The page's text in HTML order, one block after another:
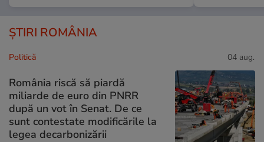
ȘTIRI ROMÂNIA
Politică 04 aug.
România riscă să piardă
miliarde de euro din PNRR
după un vot în Senat. De ce
sunt contestate modificările la
legea decarbonizării